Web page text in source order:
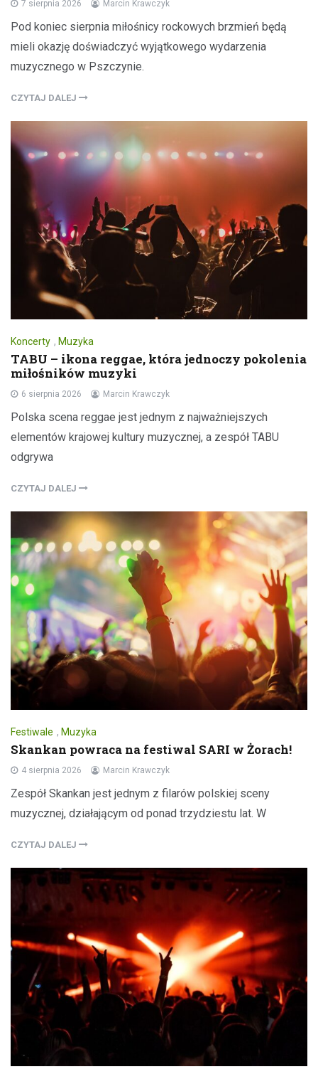
7 sierpnia 2026 Marcin Krawczyk
Pod koniec sierpnia miłośnicy rockowych brzmień będą
mieli okazję doświadczyć wyjątkowego wydarzenia
muzycznego w Pszczynie.
CZYTAJ DALEJ
Koncerty , Muzyka
TABU – ikona reggae, która jednoczy pokolenia
miłośników muzyki
6 sierpnia 2026 Marcin Krawczyk
Polska scena reggae jest jednym z najważniejszych
elementów krajowej kultury muzycznej, a zespół TABU
odgrywa
CZYTAJ DALEJ
Festiwale , Muzyka
Skankan powraca na festiwal SARI w Żorach!
4 sierpnia 2026 Marcin Krawczyk
Zespół Skankan jest jednym z filarów polskiej sceny
muzycznej, działającym od ponad trzydziestu lat. W
CZYTAJ DALEJ